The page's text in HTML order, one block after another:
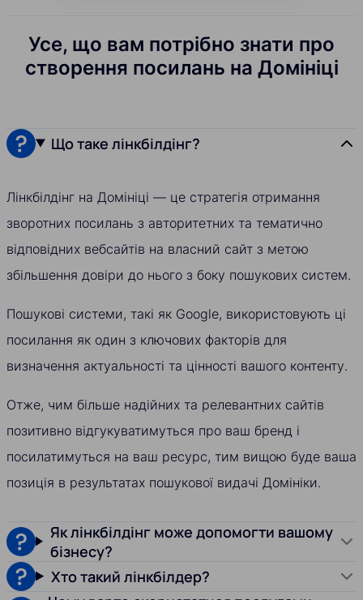
Усе, що вам потрібно знати про
створення посилань на Домініці
Що таке лінкбілдінг?
Лінкбілдінг на Домініці — це стратегія отримання
зворотних посилань з авторитетних та тематично
відповідних вебсайтів на власний сайт з метою
збільшення довіри до нього з боку пошукових систем.
Пошукові системи, такі як Google, використовують ці
посилання як один з ключових факторів для
визначення актуальності та цінності вашого контенту.
Отже, чим більше надійних та релевантних сайтів
позитивно відгукуватимуться про ваш бренд і
посилатимуться на ваш ресурс, тим вищою буде ваша
позиція в результатах пошукової видачі Домініки.
Як лінкбілдінг може допомогти вашому
бізнесу?
Хто такий лінкбілдер?